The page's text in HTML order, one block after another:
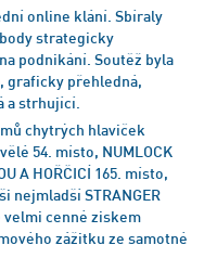
online klání. Sbíraly
strategicky
podnikání. Soutěž byla
graficky přehledná,
a strhující.
chytrých hlaviček
54. místo, NUMLOCK
A HOŘČICÍ 165. místo,
nejmladší STRANGER
velmi cenné ziskem
zážitku ze samotné